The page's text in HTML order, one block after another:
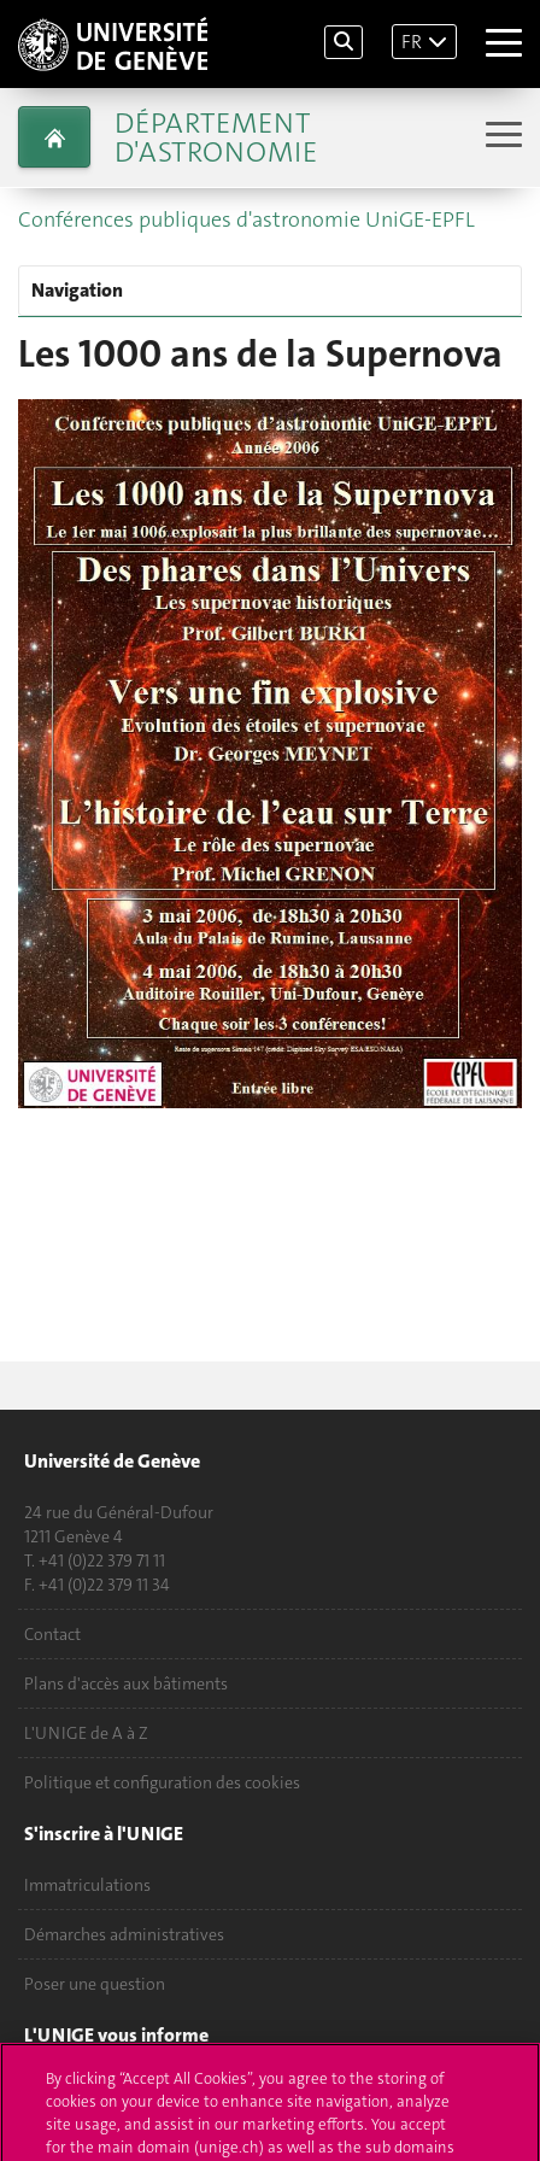
FR
DÉPARTEMENT
D'ASTRONOMIE
Conférences publiques d'astronomie UniGE-EPFL
Navigation
Les 1000 ans de la Supernova
Université de Genève
24 rue du Général-Dufour
1211 Genève 4
T. +41 (0)22 379 71 11
F. +41 (0)22 379 11 34
Contact
Plans d'accès aux bâtiments
L'UNIGE de A à Z
Politique et configuration des cookies
S'inscrire à l'UNIGE
Immatriculations
Démarches administratives
Poser une question
L'UNIGE vous informe
UNIGE Mobile
Médias
By clicking “Accept All Cookies”, you agree to the storing of
cookies on your device to enhance site navigation, analyze
site usage, and assist in our marketing efforts. You accept
for the main domain (unige.ch) as well as the sub domains